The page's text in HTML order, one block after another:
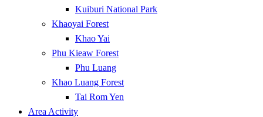
Kuiburi National Park
Khaoyai Forest
Khao Yai
Phu Kieaw Forest
Phu Luang
Khao Luang Forest
Tai Rom Yen
Area Activity